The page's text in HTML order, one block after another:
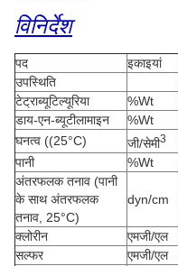
विनिर्देश
पद इकाइयां
उपस्थिति
टेट्राब्यूटिल्यूरिया
%Wt
डाय-एन-ब्यूटीलामाइन
%Wt
घनत्व ((25°C)
जी/सेमी3
पानी
%Wt
अंतरफलक तनाव (पानी
के साथ अंतरफलक
तनाव, 25°C)
dyn/cm
क्लोरीन एमजी/एल
सल्फर
एमजी/एल